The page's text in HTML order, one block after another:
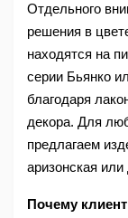
Отдельного
решения в
находятся на
серии Бьянко
благодаря
декора. Для
предлагаем
аризонская или
Почему